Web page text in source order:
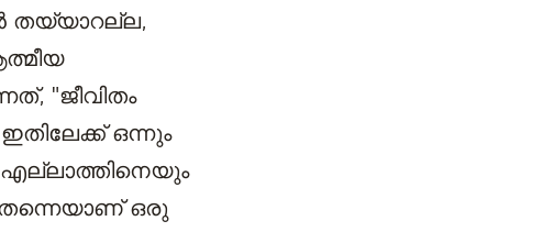
തയ്യാറല്ല,
"ജീവിതം
ഒന്നും
എല്ലാത്തിനെയും
ഒരു